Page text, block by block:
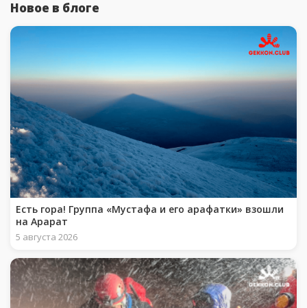
Новое в блоге
Есть гора! Группа «Мустафа и его арафатки» взошли
на Арарат
5 августа 2026